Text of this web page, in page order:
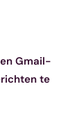
​​Gmail-
te